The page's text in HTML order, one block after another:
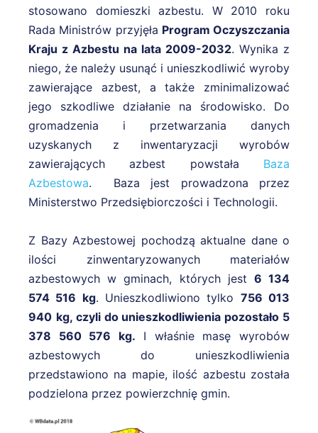
stosowano domieszki azbestu. W 2010 roku
Rada Ministrów przyjęła Program Oczyszczania
Kraju z Azbestu na lata 2009-2032. Wynika z
niego, że należy usunąć i unieszkodliwić wyroby
zawierające azbest, a także zminimalizować
jego szkodliwe działanie na środowisko. Do
gromadzenia i przetwarzania danych
uzyskanych z inwentaryzacji wyrobów
zawierających azbest powstała Baza
Azbestowa. Baza jest prowadzona przez
Ministerstwo Przedsiębiorczości i Technologii.
Z Bazy Azbestowej pochodzą aktualne dane o
ilości zinwentaryzowanych materiałów
azbestowych w gminach, których jest 6 134
574 516 kg. Unieszkodliwiono tylko 756 013
940 kg, czyli do unieszkodliwienia pozostało 5
378 560 576 kg. I właśnie masę wyrobów
azbestowych do unieszkodliwienia
przedstawiono na mapie, ilość azbestu została
podzielona przez powierzchnię gmin.